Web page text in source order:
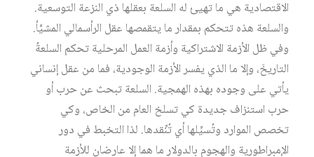
الاقتصادية هي ما تهيئ له السلعة بعقلها ذي النزعة التوسعية.
والسلعة هذه تتحكم بمقدار ما يتقمصها عقل الرأسمالي المشيَّأ.
وفي ظل الأزمة الاشتراكية وأزمة العمل المرحلية تحكم السلعةُ
التاريخَ، وإلا ما الذي يفسر الأزمة الوجودية، فما من عقل إنساني
يأتي على وجوده بهذه الهمجية. السلعة تبحث عن حرب أو
حرب استنزاف جديدة كي تسلخ العام من الخاص، وكي
تخصص الموارد وتُسيِّلها أي تُنِّقدها. لذا التخبط في دور
الإمبراطورية والهجوم بالدولار ما هما إلا عارضان للأزمة